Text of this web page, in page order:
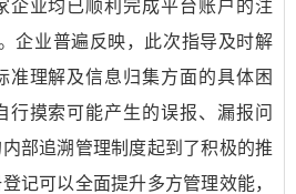
企业均已顺利完成平台账户的注
企业普遍反映，此次指导及时解
准理解及信息归集方面的具体困
行摸索可能产生的误报、漏报问
部追溯管理制度起到了积极的推
记可以全面提升多方管理效能，